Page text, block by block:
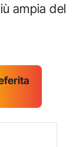
ampia del